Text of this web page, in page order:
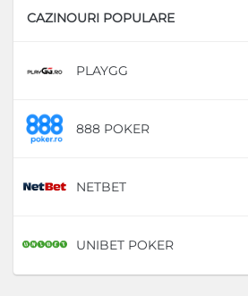
CAZINOURI POPULARE
PLAYGG
888 POKER
NETBET
UNIBET POKER